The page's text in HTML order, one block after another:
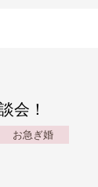
会！
お急ぎ婚